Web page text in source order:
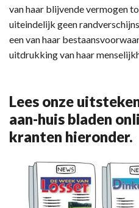
van haar blijvende vermogen
uiteindelijk geen
een van haar
uitdrukking van haar
Lees onze
aan-huis bladen
kranten hieronder.